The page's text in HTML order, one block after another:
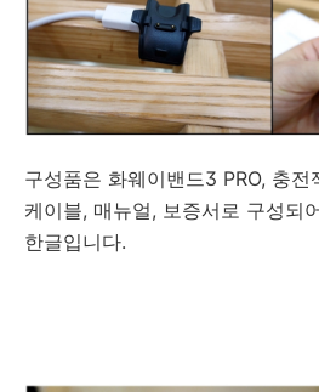
구성품은 화웨이밴드3 PRO, 충
케이블, 매뉴얼, 보증서로 구성되
한글입니다.